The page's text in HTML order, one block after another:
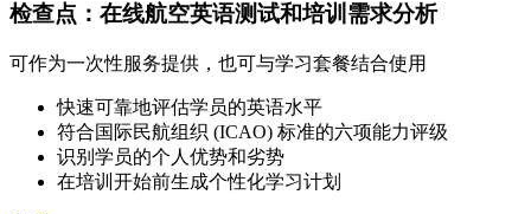
检查点：在线航空英语测试和培训需求分析
可作为一次性服务提供，也可与学习套餐结合使用
快速可靠地评估学员的英语水平
符合国际民航组织 (ICAO) 标准的六项能力评级
识别学员的个人优势和劣势
在培训开始前生成个性化学习计划